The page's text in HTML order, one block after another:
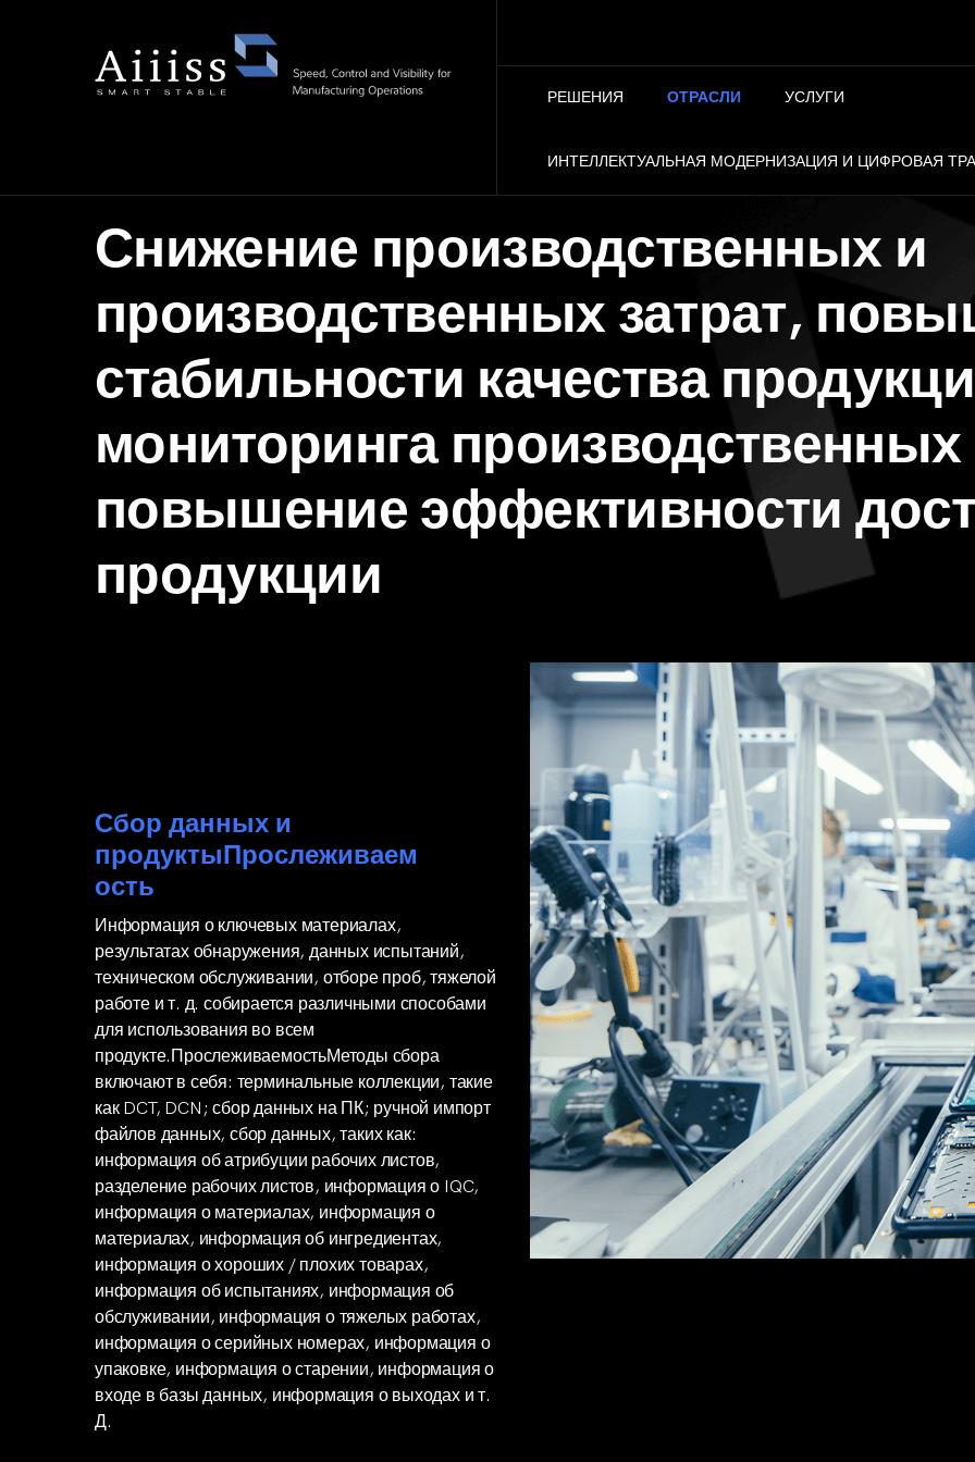
РЕШЕНИЯ ОТРАСЛИ УСЛУГИ
ИНТЕЛЛЕКТУАЛЬНАЯ МОДЕРНИЗАЦИЯ И ЦИФРОВАЯ
Снижение производственных и
производственных затрат,
стабильности качества
мониторинга
повышение эффективности
продукции
Сбор данных и
продуктыПрослеживаем
ость
Информация о ключевых материалах,
результатах обнаружения, данных испытаний,
техническом обслуживании, отборе проб, тяжелой
работе и т. д. собирается различными способами
для использования во всем
продукте.ПрослеживаемостьМетоды сбора
включают в себя: терминальные коллекции, такие
как DCT, DCN; сбор данных на ПК; ручной импорт
файлов данных, сбор данных, таких как:
информация об атрибуции рабочих листов,
разделение рабочих листов, информация о IQC,
информация о материалах, информация о
материалах, информация об ингредиентах,
информация о хороших / плохих товарах,
информация об испытаниях, информация об
обслуживании, информация о тяжелых работах,
информация о серийных номерах, информация о
упаковке, информация о старении, информация о
входе в базы данных, информация о выходах и т.
Д.